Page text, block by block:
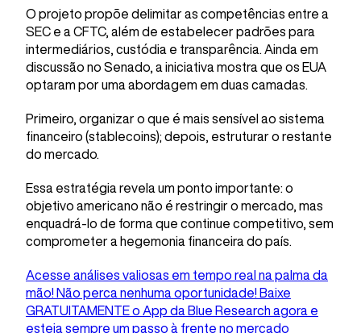
O projeto propõe delimitar as competências entre a
SEC e a CFTC, além de estabelecer padrões para
intermediários, custódia e transparência. Ainda em
discussão no Senado, a iniciativa mostra que os EUA
optaram por uma abordagem em duas camadas.
Primeiro, organizar o que é mais sensível ao sistema
financeiro (stablecoins); depois, estruturar o restante
do mercado.
Essa estratégia revela um ponto importante: o
objetivo americano não é restringir o mercado, mas
enquadrá-lo de forma que continue competitivo, sem
comprometer a hegemonia financeira do país.
Acesse análises valiosas em tempo real na palma da
mão! Não perca nenhuma oportunidade! Baixe
GRATUITAMENTE o App da Blue Research agora e
esteja sempre um passo à frente no mercado